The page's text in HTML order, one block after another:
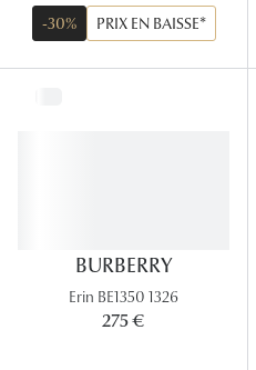
-30%
PRIX EN BAISSE*
BURBERRY
Erin BE1350 1326
275 €